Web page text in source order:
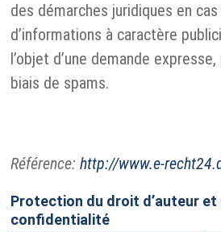
des démarches juridiques en cas
d’informations à caractère
l’objet d’une demande
biais de spams.
Référence: http://www.e-
Protection du droit d’auteur
confidentialité